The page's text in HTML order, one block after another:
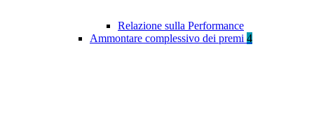
Relazione sulla Performance
Ammontare complessivo dei premi 4